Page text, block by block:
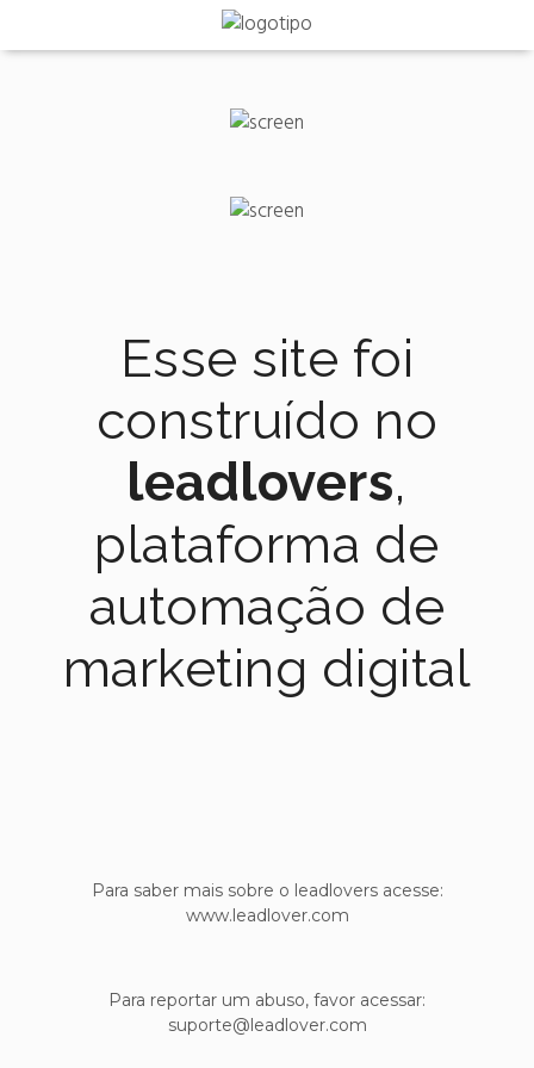
Esse site foi
construído no
leadlovers,
plataforma de
automação de
marketing digital
Para saber mais sobre o leadlovers acesse:
www.leadlover.com
Para reportar um abuso, favor acessar:
suporte@leadlover.com